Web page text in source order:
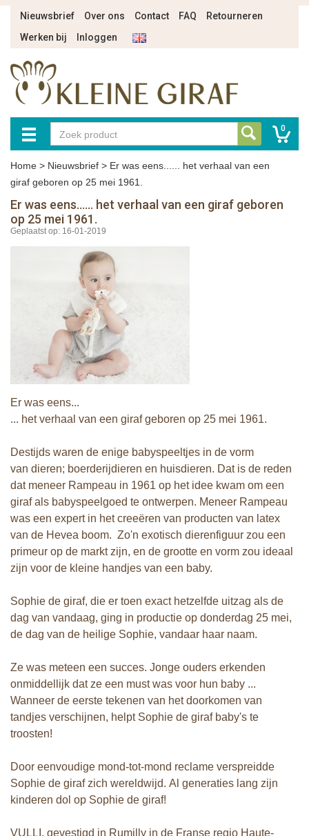
Nieuwsbrief Over ons Contact FAQ
Retourneren
Werken bij
Inloggen
0
Home > Nieuwsbrief > Er was eens...... het verhaal van een
giraf geboren op 25 mei 1961.
Er was eens...... het verhaal van een giraf geboren
op 25 mei 1961.
Geplaatst op: 16-01-2019
Er was eens...
... het verhaal van een giraf geboren op 25 mei 1961.
Destijds waren de enige babyspeeltjes in de vorm
van dieren; boerderijdieren en huisdieren. Dat is de reden
dat meneer Rampeau in 1961 op het idee kwam om een
giraf als babyspeelgoed te ontwerpen. Meneer Rampeau
was een expert in het creeëren van producten van latex
van de Hevea boom. Zo'n exotisch dierenfiguur zou een
primeur op de markt zijn, en de grootte en vorm zou ideaal
zijn voor de kleine handjes van een baby.
Sophie de giraf, die er toen exact hetzelfde uitzag als de
dag van vandaag, ging in productie op donderdag 25 mei,
de dag van de heilige Sophie, vandaar haar naam.
Ze was meteen een succes. Jonge ouders erkenden
onmiddellijk dat ze een must was voor hun baby ...
Wanneer de eerste tekenen van het doorkomen van
tandjes verschijnen, helpt Sophie de giraf baby's te
troosten!
Door eenvoudige mond-tot-mond reclame verspreidde
Sophie de giraf zich wereldwijd. Al generaties lang zijn
kinderen dol op Sophie de giraf!
VULLI, gevestigd in Rumilly in de Franse regio Haute-